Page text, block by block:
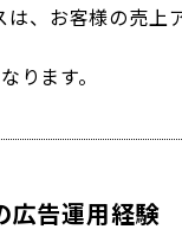
、お客様の売
ります。
広告運用経験